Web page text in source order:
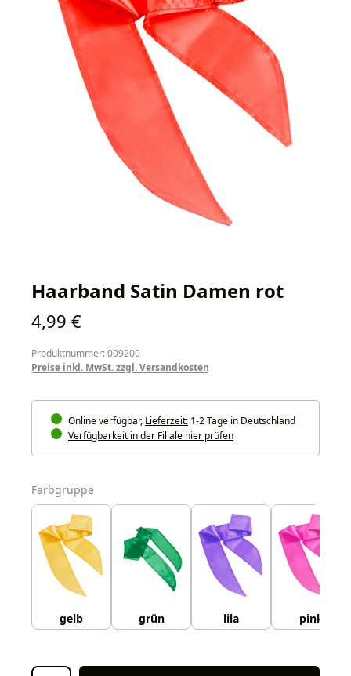
Haarband Satin Damen rot
Regulärer Preis:
4,99 €
Produktnummer: 009200
Preise inkl. MwSt. zzgl. Versandkosten
Online verfügbar, Lieferzeit: 1-2 Tage in Deutschland
Verfügbarkeit in der Filiale hier prüfen
Farbgruppe
gelb grün lila pink